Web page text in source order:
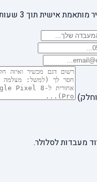
תוך 3 שעות לכל היותר.
מעבדות לסלולר.